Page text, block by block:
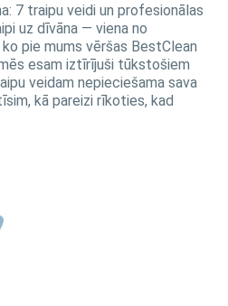
7 traipu veidi un profesionālas
uz dīvāna — viena no
pie mums vēršas BestClean
esam iztīrījuši tūkstošiem
veidam nepieciešama sava
kā pareizi rīkoties, kad